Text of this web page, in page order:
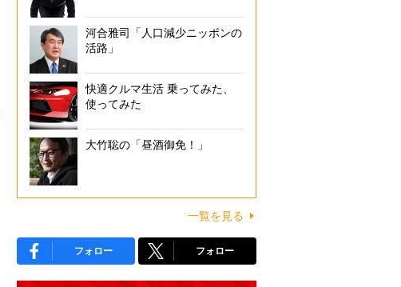
河合雅司「人口減少ニッポンの
活路」
快適クルマ生活 乗ってみた、
使ってみた
大竹聡の「昼酒御免！」
一覧を見る
フォロー フォロー